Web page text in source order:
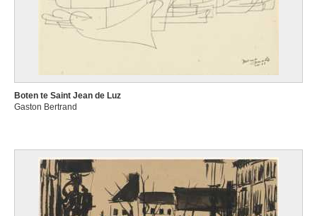
Boten te Saint Jean de Luz
Gaston Bertrand